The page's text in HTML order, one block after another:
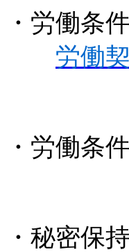
・労働条
労働
・労働条
・秘密保